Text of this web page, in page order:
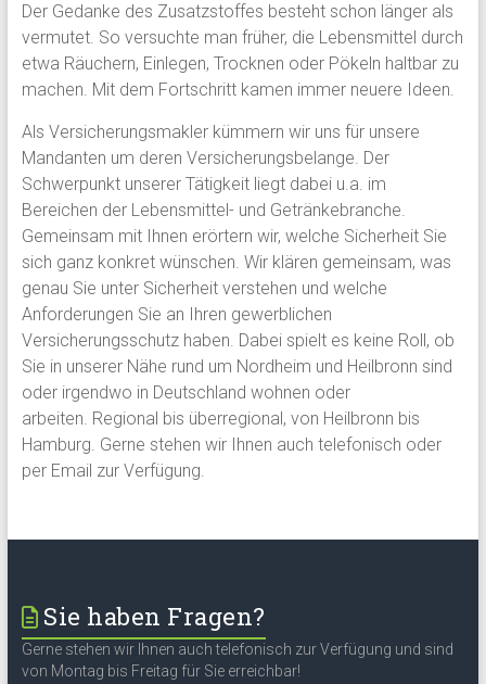
Der Gedanke des Zusatzstoffes besteht schon länger als
vermutet. So versuchte man früher, die Lebensmittel durch
etwa Räuchern, Einlegen, Trocknen oder Pökeln haltbar zu
machen. Mit dem Fortschritt kamen immer neuere Ideen.
Als Versicherungsmakler kümmern wir uns für unsere
Mandanten um deren Versicherungsbelange. Der
Schwerpunkt unserer Tätigkeit liegt dabei u.a. im
Bereichen der Lebensmittel- und Getränkebranche.
Gemeinsam mit Ihnen erörtern wir, welche Sicherheit Sie
sich ganz konkret wünschen. Wir klären gemeinsam, was
genau Sie unter Sicherheit verstehen und welche
Anforderungen Sie an Ihren gewerblichen
Versicherungsschutz haben. Dabei spielt es keine Roll, ob
Sie in unserer Nähe rund um Nordheim und Heilbronn sind
oder irgendwo in Deutschland wohnen oder
arbeiten. Regional bis überregional, von Heilbronn bis
Hamburg. Gerne stehen wir Ihnen auch telefonisch oder
per Email zur Verfügung.
Sie haben Fragen?
Gerne stehen wir Ihnen auch telefonisch zur Verfügung und sind
von Montag bis Freitag für Sie erreichbar!